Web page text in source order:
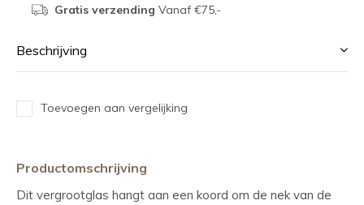
Gratis verzending Vanaf €75,-
Beschrijving
Toevoegen aan vergelijking
Productomschrijving
Dit vergrootglas hangt aan een koord om de nek van de